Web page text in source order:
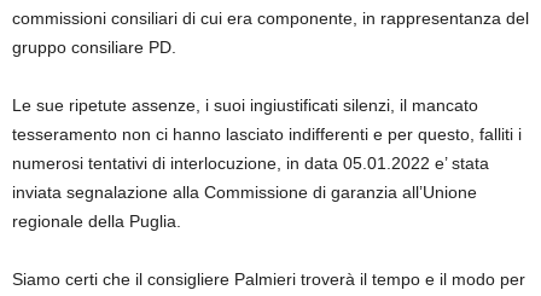
commissioni consiliari di cui era componente, in rappresentanza del
gruppo consiliare PD.
Le sue ripetute assenze, i suoi ingiustificati silenzi, il mancato
tesseramento non ci hanno lasciato indifferenti e per questo, falliti i
numerosi tentativi di interlocuzione, in data 05.01.2022 e’ stata
inviata segnalazione alla Commissione di garanzia all’Unione
regionale della Puglia.
Siamo certi che il consigliere Palmieri troverà il tempo e il modo per